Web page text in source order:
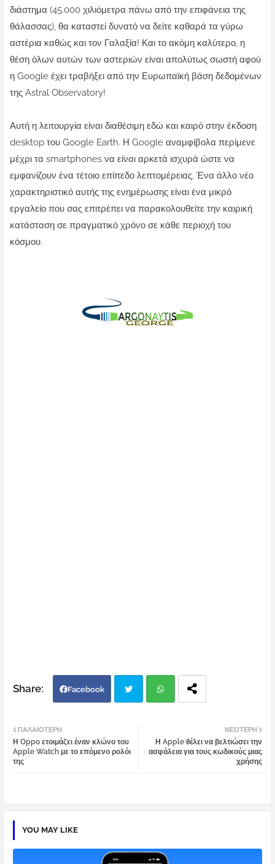
διάστημα (45.000 χιλιόμετρα πάνω από την επιφάνεια της
θάλασσας), θα καταστεί δυνατό να δείτε καθαρά τα γύρω
αστέρια καθώς και τον Γαλαξία! Και το ακόμη καλύτερο, η
θέση όλων αυτών των αστεριών είναι απολύτως σωστή αφού
η Google έχει τραβήξει από την Ευρωπαϊκή βάση δεδομένων
της Astral Observatory!
Αυτή η λειτουργία είναι διαθέσιμη εδώ και καιρό στην έκδοση
desktop του Google Earth. Η Google αναμφίβολα περίμενε
μέχρι τα smartphones να είναι αρκετά ισχυρά ώστε να
εμφανίζουν ένα τέτοιο επίπεδο λεπτομέρειας. Ένα άλλο νέο
χαρακτηριστικό αυτής της ενημέρωσης είναι ένα μικρό
εργαλείο που σας επιτρέπει να παρακολουθείτε την καιρική
κατάσταση σε πραγματικό χρόνο σε κάθε περιοχή του
κόσμου.
Facebook
tter atsa
ΝΕΌΤΕΡΗ
Η Apple θέλει να βελτιώσει την
ασφάλεια για τους κωδικούς μιας
χρήσης
ΠΑΛΑΙΌΤΕΡΗ
Η Oppo ετοιμάζει έναν κλώνο του
Apple Watch με το επόμενο ρολόι
της
YOU MAY LIKE